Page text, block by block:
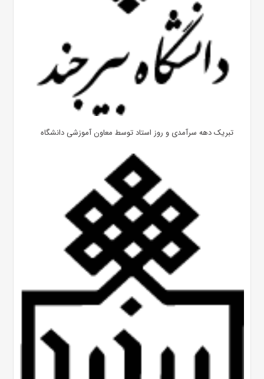
تبریک دهه سرآمدی و روز استاد توسط معاون آموزشی دانشگاه